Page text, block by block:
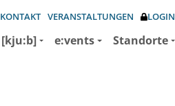
KONTAKT VERANSTALTUNGEN LOGIN
[kju:b] e:vents Standorte